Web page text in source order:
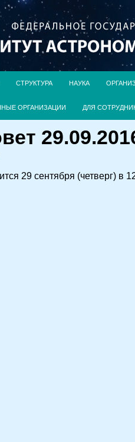
СТРУКТУРА НАУКА
ОРГАНИЗАЦИИ ДЛЯ
29 сентября (четверг) в